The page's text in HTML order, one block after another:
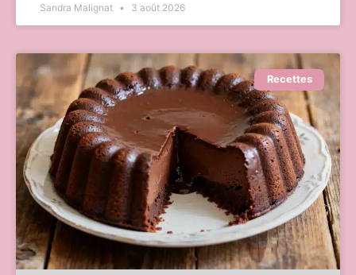
Sandra Malignat 3 août 2026
Recettes